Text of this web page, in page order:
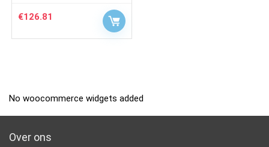
€126.81
No woocommerce widgets added
Over ons